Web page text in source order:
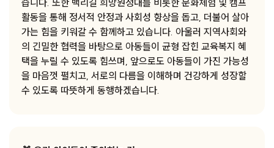
습니다. 또한 백리길 희망원정대를 비롯한 문화체험 및 캠프
활동을 통해 정서적 안정과 사회성 향상을 돕고, 더불어 살아
가는 힘을 키워갈 수 함께하고 있습니다. 아울러 지역사회와
의 긴밀한 협력을 바탕으로 아동들이 균형 잡힌 교육복지 혜
택을 누릴 수 있도록 힘쓰며, 앞으로도 아동들이 가진 가능성
을 마음껏 펼치고, 서로의 다름을 이해하며 건강하게 성장할
수 있도록 따뜻하게 동행하겠습니다.